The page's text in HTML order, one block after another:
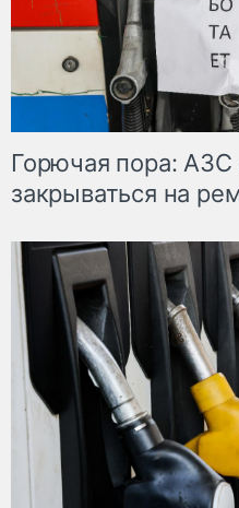
Горючая пора: АЗС
закрываться на